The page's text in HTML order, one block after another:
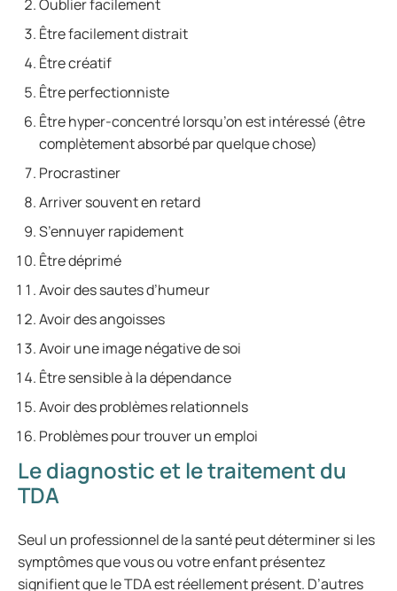
Oublier facilement
Être facilement distrait
Être créatif
Être perfectionniste
Être hyper-concentré lorsqu’on est intéressé (être
complètement absorbé par quelque chose)
Procrastiner
Arriver souvent en retard
S’ennuyer rapidement
Être déprimé
Avoir des sautes d’humeur
Avoir des angoisses
Avoir une image négative de soi
Être sensible à la dépendance
Avoir des problèmes relationnels
Problèmes pour trouver un emploi
Le diagnostic et le traitement du
TDA
Seul un professionnel de la santé peut déterminer si les
symptômes que vous ou votre enfant présentez
signifient que le TDA est réellement présent. D’autres